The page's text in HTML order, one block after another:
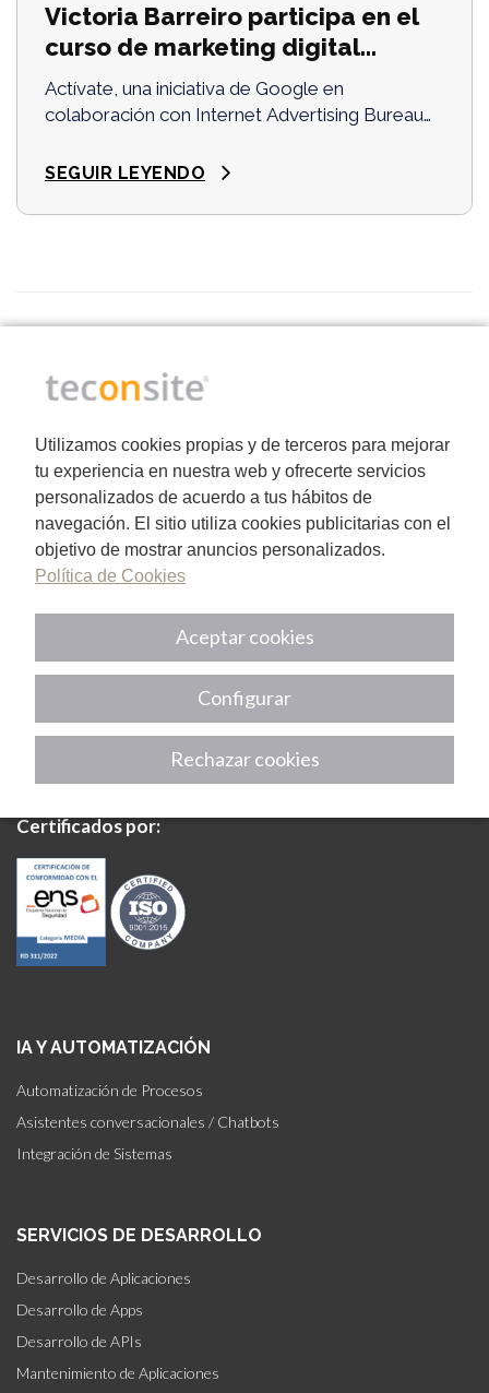
Utilizamos cookies propias y de terceros para mejorar
tu experiencia en nuestra web y ofrecerte servicios
personalizados de acuerdo a tus hábitos de
navegación. El sitio utiliza cookies publicitarias con el
objetivo de mostrar anuncios personalizados.
Política de Cookies
Aceptar cookies
Rechazar cookies
Configurar
Victoria Barreiro participa en el
curso de marketing digital
Actívate en Oviedo
Actívate, una iniciativa de Google en
colaboración con Internet Advertising Bureau
con su labor de formación en marketing digital
SEGUIR LEYENDO
Desde nuestras oficinas en Vigo, creamos para profesionales
y empresas de toda España.
Calle Magallanes, 7 - 1ºD, 36203
Certificados por:
IA Y AUTOMATIZACIÓN
Automatización de Procesos
Asistentes conversacionales / Chatbots
Integración de Sistemas
SERVICIOS DE DESARROLLO
Desarrollo de Aplicaciones
Desarrollo de Apps
Desarrollo de APIs
Mantenimiento de Aplicaciones